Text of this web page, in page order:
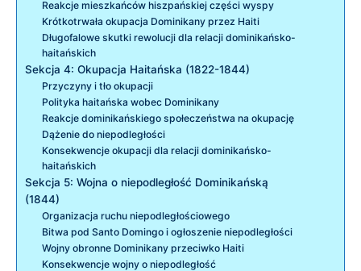
Reakcje mieszkańców hiszpańskiej części wyspy
Krótkotrwała okupacja Dominikany przez Haiti
Długofalowe skutki rewolucji dla relacji dominikańsko-
haitańskich
Sekcja 4: Okupacja Haitańska (1822-1844)
Przyczyny i tło okupacji
Polityka haitańska wobec Dominikany
Reakcje dominikańskiego społeczeństwa na okupację
Dążenie do niepodległości
Konsekwencje okupacji dla relacji dominikańsko-
haitańskich
Sekcja 5: Wojna o niepodległość Dominikańską
(1844)
Organizacja ruchu niepodległościowego
Bitwa pod Santo Domingo i ogłoszenie niepodległości
Wojny obronne Dominikany przeciwko Haiti
Konsekwencje wojny o niepodległość